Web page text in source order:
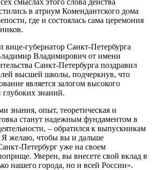
смыслах этого слова действа
в атриум Комендантского дома
где и состоялась сама церемония
губернатор Санкт-Петербурга
Владимирович от имени
Санкт-Петербурга поздравил
высшей школы, подчеркнув, что
является залогом высокого
знаний.
знания, опыт, теоретическая и
станут надежным фундаментом в
– обратился к выпускникам
чтобы вы и дальше
Петербург уже на своем
Уверен, вы внесете свой вклад в
нашего города, но и всей России».